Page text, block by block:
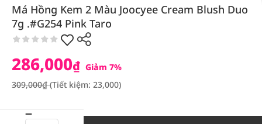
Má Hồng Kem 2 Màu Joocyee Cream Blush Duo
7g .#G254 Pink Taro
286,000₫ Giảm 7%
309,000₫(Tiết kiệm: 23,000)